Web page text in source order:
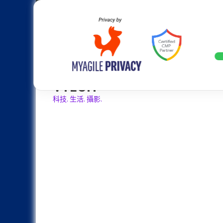
Skip
設計往旗艦機靠攏：Samsung
VTECH
科技. 生活. 攝影.